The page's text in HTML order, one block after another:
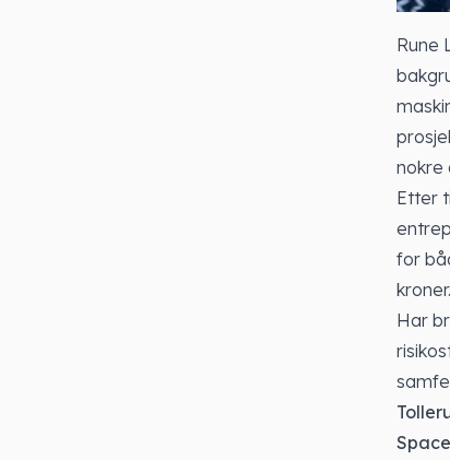
Rune
nokre
Etter
for
kroner.
Har